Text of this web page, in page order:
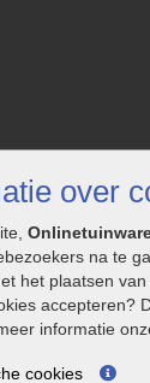
over
na te
het plaatsen
accepteren?
informatie
cookies